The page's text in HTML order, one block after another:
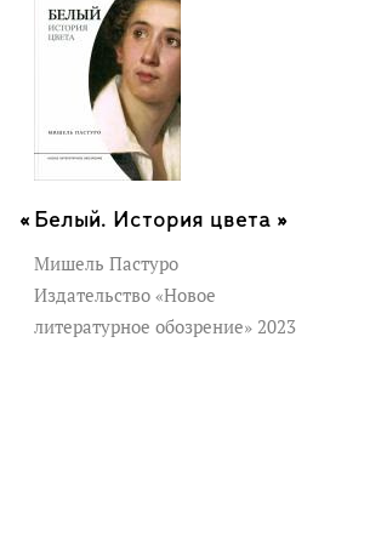
Белый. История цвета »
Мишель Пастуро
Издательство «Новое
литературное обозрение» 2023